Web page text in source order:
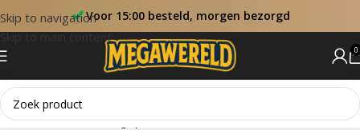
Skip to navigation
Skip to main content
Voor 15:00 besteld, morgen bezorgd
0
Home Pokémon 151 (JP)